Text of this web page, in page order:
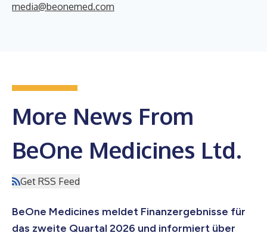
media@beonemed.com
More News From
BeOne Medicines Ltd.
Get RSS Feed
BeOne Medicines meldet Finanzergebnisse für
das zweite Quartal 2026 und informiert über